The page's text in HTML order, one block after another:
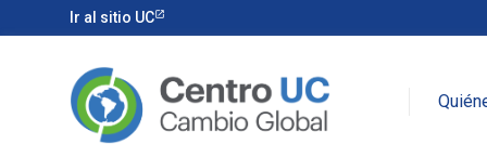
Ir al sitio UC